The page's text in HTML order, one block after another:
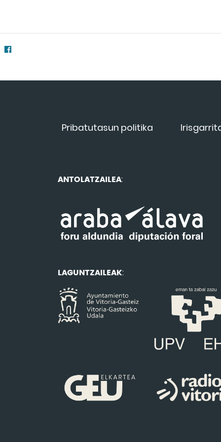
Pribatutasun politika
ANTOLATZAILEA:
LAGUNTZAILEAK: